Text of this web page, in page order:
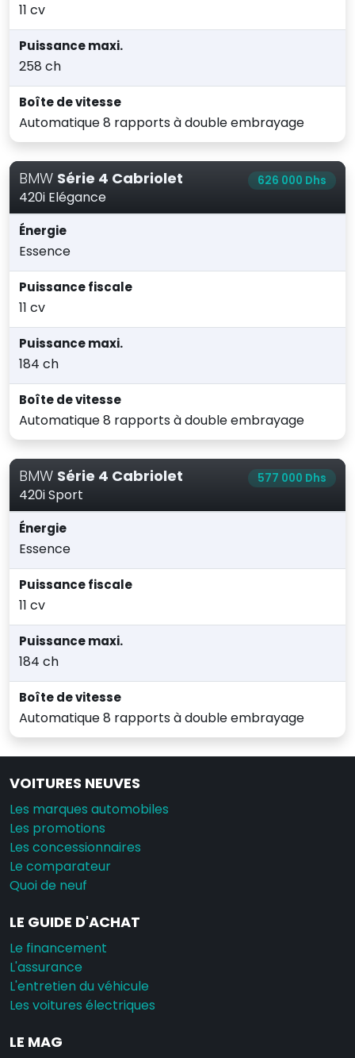
11 cv
Puissance maxi.
258 ch
Boîte de vitesse
Automatique 8 rapports à double embrayage
BMW Série 4 Cabriolet
420i Elégance
626 000 Dhs
Énergie
Essence
Puissance fiscale
11 cv
Puissance maxi.
184 ch
Boîte de vitesse
Automatique 8 rapports à double embrayage
BMW Série 4 Cabriolet
420i Sport
577 000 Dhs
Énergie
Essence
Puissance fiscale
11 cv
Puissance maxi.
184 ch
Boîte de vitesse
Automatique 8 rapports à double embrayage
VOITURES NEUVES
Les marques automobiles
Les promotions
Les concessionnaires
Le comparateur
Quoi de neuf
LE GUIDE D'ACHAT
Le financement
L'assurance
L'entretien du véhicule
Les voitures électriques
LE MAG